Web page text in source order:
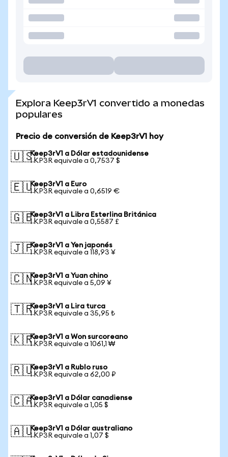
Explora Keep3rV1 convertido a monedas
populares
Precio de conversión de Keep3rV1 hoy
🇺🇸Keep3rV1 a Dólar estadounidense
1 KP3R equivale a 0,7537 $
🇪🇺Keep3rV1 a Euro
1 KP3R equivale a 0,6519 €
🇬🇧Keep3rV1 a Libra Esterlina Británica
1 KP3R equivale a 0,5587 £
🇯🇵Keep3rV1 a Yen japonés
1 KP3R equivale a 118,93 ¥
🇨🇳Keep3rV1 a Yuan chino
1 KP3R equivale a 5,09 ¥
🇹🇷Keep3rV1 a Lira turca
1 KP3R equivale a 35,95 ₺
🇰🇷Keep3rV1 a Won surcoreano
1 KP3R equivale a 1061,1 ₩
🇷🇺Keep3rV1 a Rublo ruso
1 KP3R equivale a 62,00 ₽
🇨🇦Keep3rV1 a Dólar canadiense
1 KP3R equivale a 1,05 $
🇦🇺Keep3rV1 a Dólar australiano
1 KP3R equivale a 1,07 $